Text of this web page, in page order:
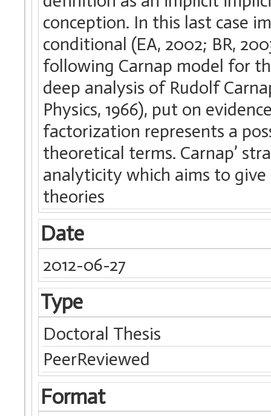
conception. In this last case
conditional (EA, 2002; BR,
following Carnap model for
deep analysis of Rudolf
Physics, 1966), put on
factorization represents a
theoretical terms. Carnap’
analyticity which aims to
theories
Date
2012-06-27
Type
Doctoral Thesis
PeerReviewed
Format